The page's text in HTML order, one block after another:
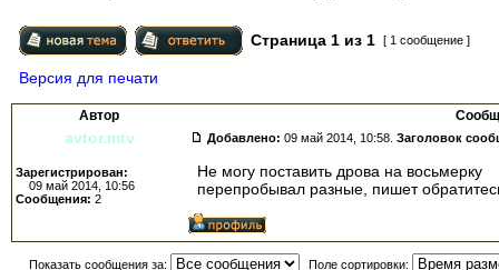
Страница 1 из 1 [ 1 сообщение ]
Версия для печати
Автор
avtor.mtv Добавлено: 09 май 2014, 10:58. Заголовок
Зарегистрирован:
09 май 2014, 10:56
Сообщения: 2
Не могу поставить дрова на восьмерку
перепробывал разные, пишет
Показать сообщения за: Поле сортировки: